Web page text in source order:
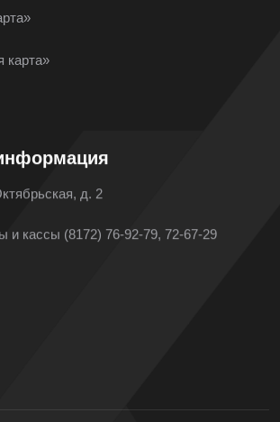
карта»
д. 2
и кассы (8172) 76-92-79, 72-67-29